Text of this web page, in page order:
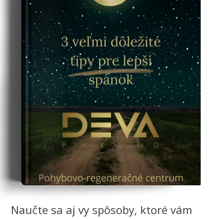
Naučte sa aj vy spôsoby, ktoré vám